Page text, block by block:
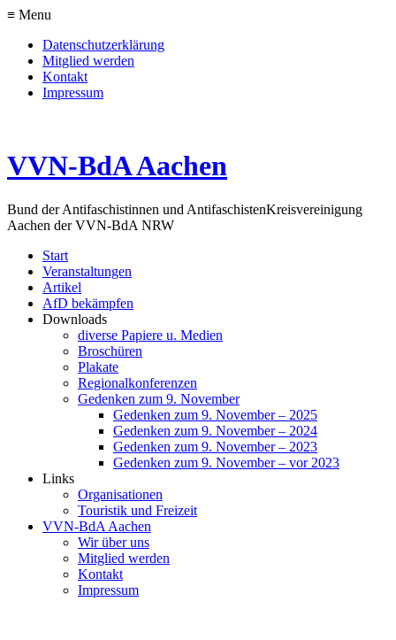
≡ Menu
Datenschutzerklärung
Mitglied werden
Kontakt
Impressum
VVN-BdA Aachen
Bund der Antifaschistinnen und AntifaschistenKreisvereinigung
Aachen der VVN-BdA NRW
Start
Veranstaltungen
Artikel
AfD bekämpfen
Downloads
diverse Papiere u. Medien
Broschüren
Plakate
Regionalkonferenzen
Gedenken zum 9. November
Gedenken zum 9. November – 2025
Gedenken zum 9. November – 2024
Gedenken zum 9. November – 2023
Gedenken zum 9. November – vor 2023
Links
Organisationen
Touristik und Freizeit
VVN-BdA Aachen
Wir über uns
Mitglied werden
Kontakt
Impressum